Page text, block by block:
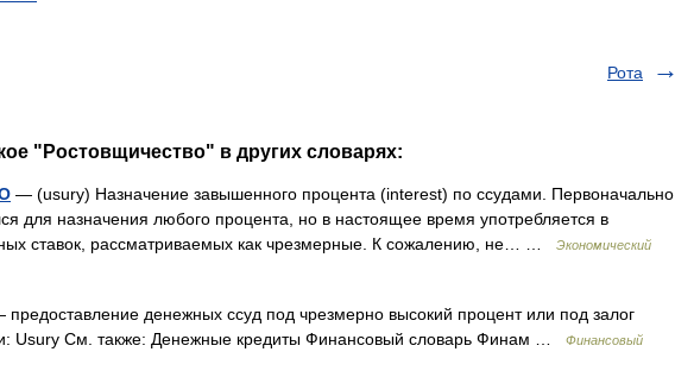
Рота
"Ростовщичество" в других словарях:
— (usury) Назначение завышенного процента (interest) по ссудами. Первоначально
для назначения любого процента, но в настоящее время употребляется в
ставок, рассматриваемых как чрезмерные. К сожалению, не… …
Экономический
предоставление денежных ссуд под чрезмерно высокий процент или под залог
Usury См. также: Денежные кредиты Финансовый словарь Финам …
Финансовый